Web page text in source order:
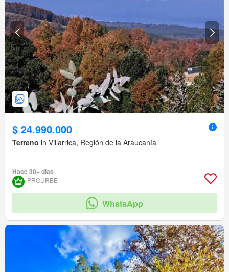
$ 24.990.000
Terreno in Villarrica, Región de la Araucanía
Hace 30+ días
PROURBE
WhatsApp